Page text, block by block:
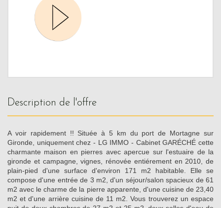
description de l'offre
A voir rapidement !! Située à 5 km du port de Mortagne sur
Gironde, uniquement chez - LG IMMO - Cabinet GARÉCHÉ cette
charmante maison en pierres avec apercue sur l'estuaire de la
gironde et campagne, vignes, rénovée entiérement en 2010, de
plain-pied d'une surface d'environ 171 m2 habitable. Elle se
compose d'une entrée de 3 m2, d'un séjour/salon spacieux de 61
m2 avec le charme de la pierre apparente, d'une cuisine de 23,40
m2 et d'une arrière cuisine de 11 m2. Vous trouverez un espace